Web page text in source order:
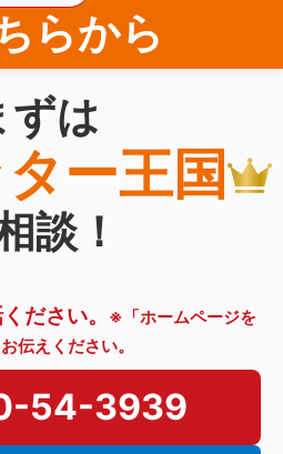
らから
ずは
ー王国
談！
ださい。
※「ホームページを
伝えください。
54-3939